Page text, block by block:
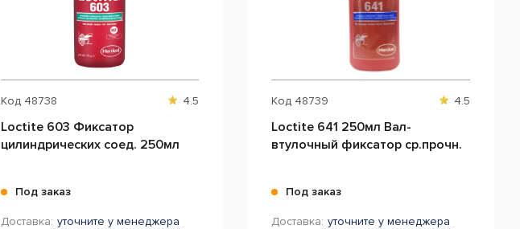
Код 48738 4.5
Loctite 603 Фиксатор
цилиндрических соед. 250мл
Под заказ
Доставка: уточните у менеджера
Код 48739 4.5
Loctite 641 250мл Вал-
втулочный фиксатор ср.прочн.
Под заказ
Доставка: уточните у менеджера